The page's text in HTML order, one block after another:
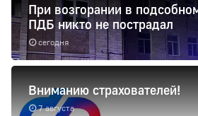
сегодня
При возгорании в
ПДБ никто не пострадал
7 августа
Вниманию страхователей!